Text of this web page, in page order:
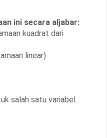
ini secara aljabar:
kuadrat dari
linear)
salah satu variabel.